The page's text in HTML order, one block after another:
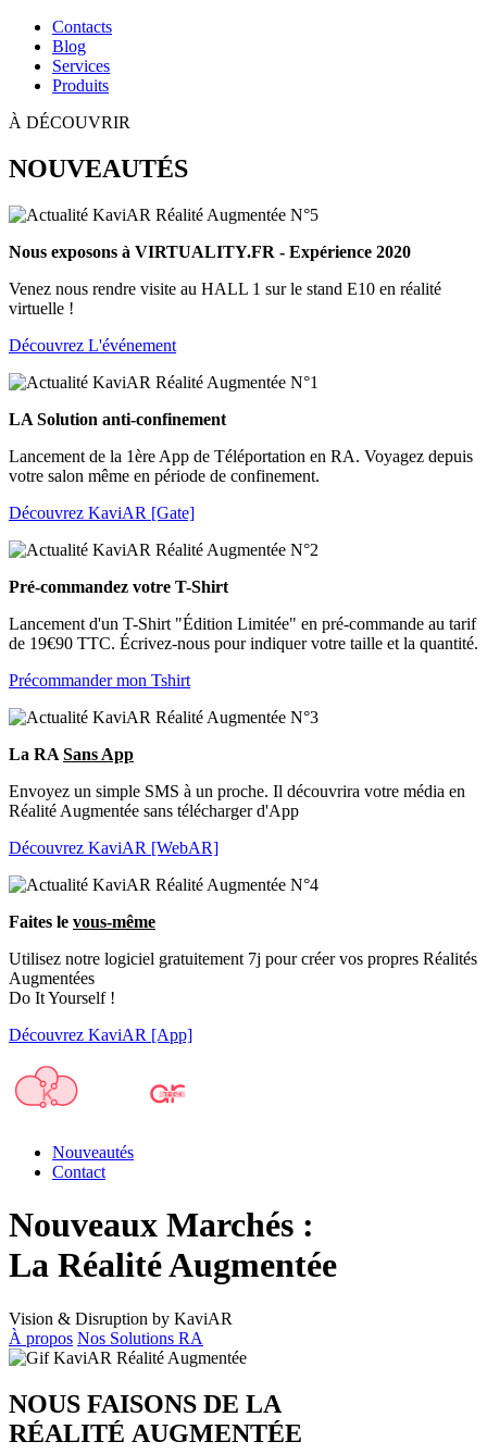
Contacts
Blog
Services
Produits
À DÉCOUVRIR
NOUVEAUTÉS
Nous exposons à VIRTUALITY.FR - Expérience 2020
Venez nous rendre visite au HALL 1 sur le stand E10 en réalité
virtuelle !
Découvrez L'événement
LA Solution anti-confinement
Lancement de la 1ère App de Téléportation en RA. Voyagez depuis
votre salon même en période de confinement.
Découvrez KaviAR [Gate]
Pré-commandez votre T-Shirt
Lancement d'un T-Shirt "Édition Limitée" en pré-commande au tarif
de 19€90 TTC. Écrivez-nous pour indiquer votre taille et la quantité.
Précommander mon Tshirt
La RA Sans App
Envoyez un simple SMS à un proche. Il découvrira votre média en
Réalité Augmentée sans télécharger d'App
Découvrez KaviAR [WebAR]
Faites le vous-même
Utilisez notre logiciel gratuitement 7j pour créer vos propres Réalités
Augmentées
Do It Yourself !
Découvrez KaviAR [App]
Nouveautés
Contact
Nouveaux Marchés :
La Réalité Augmentée
Vision & Disruption by KaviAR
À propos Nos Solutions RA
NOUS FAISONS DE LA
RÉALITÉ AUGMENTÉE